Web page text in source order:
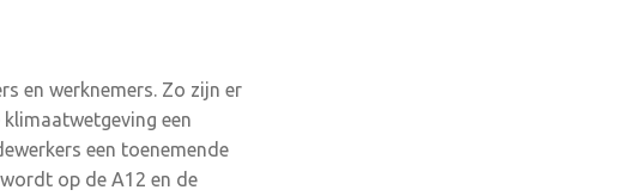
en werknemers. Zo zijn er
een
een toenemende
op de A12 en de